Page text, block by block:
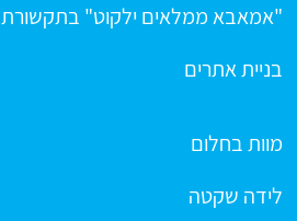
"אמאבא ממלאים ילקוט" בתקשורת
בניית אתרים
מוות בחלום
לידה שקטה